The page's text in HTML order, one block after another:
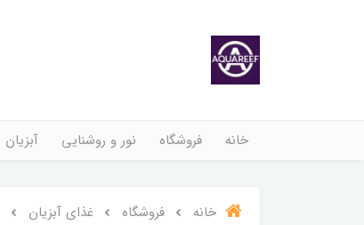
خانه فروشگاه نور و روشنایی آبزیان
خانه فروشگاه غذای آبزیان